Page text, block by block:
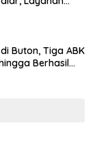
Buton, Tiga ABK
Berhasil